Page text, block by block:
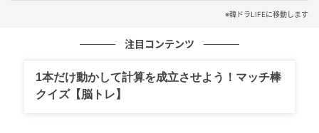
※韓ドラLIFEに移動します
注目コンテンツ
1本だけ動かして計算を成立させよう！マッチ棒
クイズ【脳トレ】